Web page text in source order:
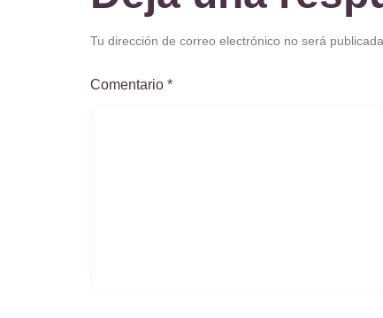
Tu dirección de correo electrónico no será
Comentario *